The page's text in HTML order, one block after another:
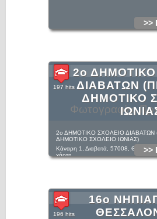
>>
Φωτογραφίες
2ο
ΔΙΑΒΑΤΩΝ
ΔΗΜΟΤΙΚΟ
197 hits
2ο ΔΗΜΟΤΙΚΟ ΣΧΟΛΕΙΟ ΔΙΑΒΑΤΩΝ
ΔΗΜΟΤΙΚΟ ΣΧΟΛΕΙΟ ΙΩΝΙΑΣ)
Κάναρη 1, Διαβατά, 57008,
χάρτη
2310781323
>>
16ο
196 hits